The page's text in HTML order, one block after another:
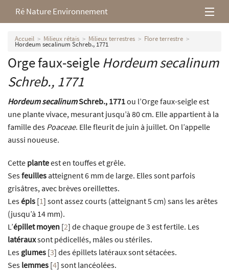
Ré Nature Environnement
L’association
Milieux rétais
Nos parutions
Accueil Milieux rétais Milieux terrestres Flore terrestre
Hordeum secalinum Schreb., 1771
Orge faux-seigle Hordeum secalinum
Schreb., 1771
Hordeum secalinumSchreb., 1771ou l’Orge faux-seigle est
une plante vivace, mesurant jusqu’à 80 cm. Elle appartient à la
famille des Poaceae. Elle fleurit de juin à juillet. On l’appelle
aussi noueuse.
Cette planteest en touffes et grêle.
Sesfeuilles atteignent 6 mm de large. Elles sont parfois
grisâtres, avec brèves oreillettes.
Lesépis [1] sont assez courts (atteignant 5 cm) sans les arêtes
(jusqu’à 14 mm).
L’épillet moyen [2] de chaque groupe de 3 est fertile. Les
latérauxsont pédicellés, mâles ou stériles.
Les glumes [3] des épillets latéraux sont sétacées.
Ses lemmes [4] sont lancéolées.